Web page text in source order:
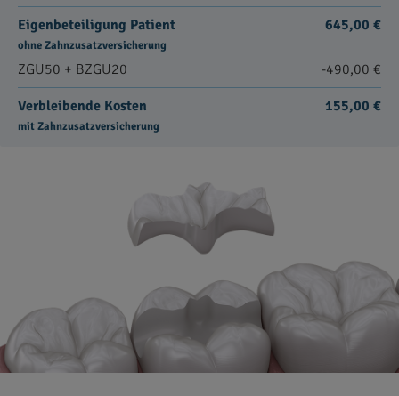
Eigenbeteiligung Patient
ohne Zahnzusatzversicherung
645,00 €
ZGU50 + BZGU20 -490,00 €
Verbleibende Kosten
mit Zahnzusatzversicherung
155,00 €